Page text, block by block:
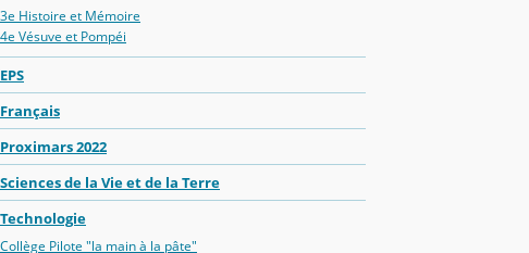
3e Histoire et Mémoire
4e Vésuve et Pompéi
EPS
Français
Proximars 2022
Sciences de la Vie et de la Terre
Technologie
Collège Pilote "la main à la pâte"